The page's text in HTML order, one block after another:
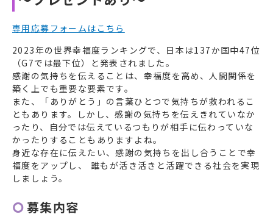
専用応募フォームはこちら
2023年の世界幸福度ランキングで、日本は137か国中47位
（G7では最下位）と発表されました。
感謝の気持ちを伝えることは、幸福度を高め、人間関係を
築く上でも重要な要素です。
また、「ありがとう」の言葉ひとつで気持ちが救われるこ
ともあります。しかし、感謝の気持ちを伝えきれていなか
ったり、自分では伝えているつもりが相手に伝わっていな
かったりすることもありますよね。
身近な存在に伝えたい、感謝の気持ちを出し合うことで幸
福度をアップし、 誰もが活き活きと活躍できる社会を実現
しましょう。
募集内容